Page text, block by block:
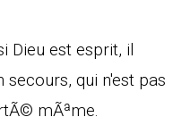
Dieu est esprit, il
qui n'est pas
mÃªme.